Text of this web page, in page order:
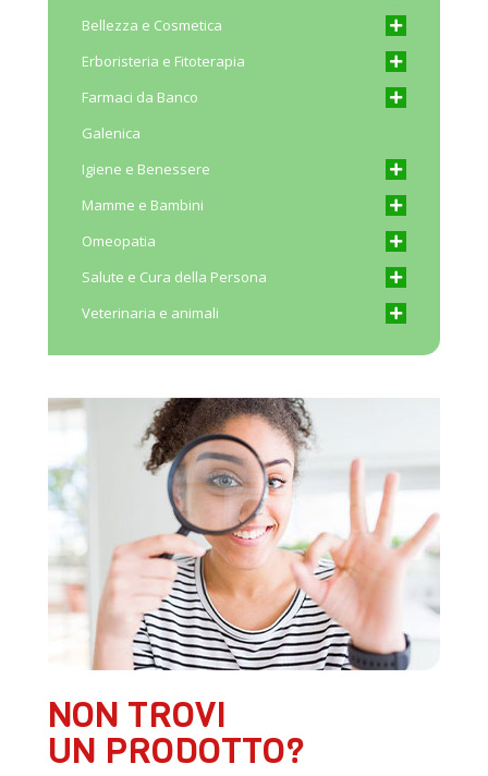
Bellezza e Cosmetica
Erboristeria e Fitoterapia
Farmaci da Banco
Galenica
Igiene e Benessere
Mamme e Bambini
Omeopatia
Salute e Cura della Persona
Veterinaria e animali
NON TROVI
UN PRODOTTO?